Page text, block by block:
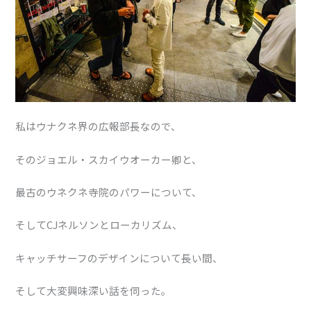
私はウナクネ界の広報部長なので、
そのジョエル・スカイウオーカー卿と、
最古のウネクネ寺院のパワーについて、
そしてCJネルソンとローカリズム、
キャッチサーフのデザインについて長い間、
そして大変興味深い話を伺った。